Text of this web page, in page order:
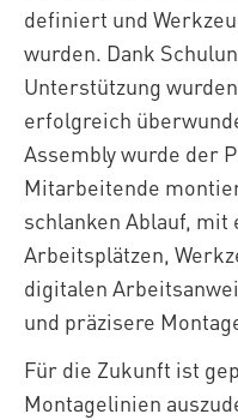
definiert und
wurden. Dank
Unterstützung
erfolgreich
Assembly wurde der
Mitarbeitende
schlanken Ablauf, mit
Arbeitsplätzen,
digitalen
und präzisere
Für die Zukunft ist
Montagelinien